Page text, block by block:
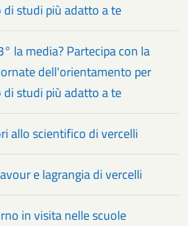
studi più adatto a te
la media? Partecipa con la
dell'orientamento per
studi più adatto a te
allo scientifico di vercelli
e lagrangia di vercelli
in visita nelle scuole